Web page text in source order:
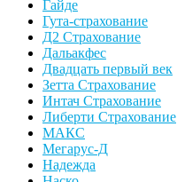
Гайде
Гута-страхование
Д2 Страхование
Дальакфес
Двадцать первый век
Зетта Страхование
Интач Страхование
Либерти Страхование
МАКС
Мегарус-Д
Надежда